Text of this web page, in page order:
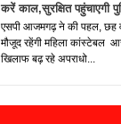
करें काल,सुरक्षित पहुंचाएगी
एसपी आजमगढ़ ने की पहल, छह
मौजूद रहेंगी महिला कांस्टेबल
खिलाफ बढ़ रहे अपराधो...